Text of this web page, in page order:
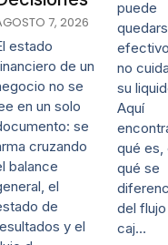
7, 2026
estado
de un
no se
en un solo
se
cruzando
balance
el
de
y el
puede
no
su
Aquí
qué es,
qué se
del
caj…